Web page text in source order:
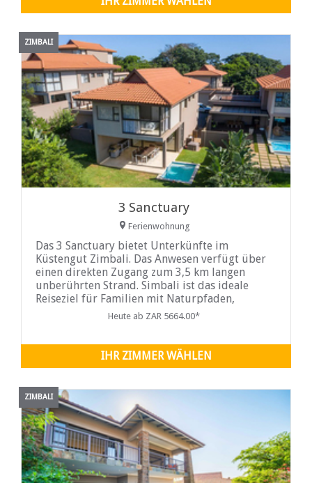
ZIMBALI
3 Sanctuary
Ferienwohnung
Das 3 Sanctuary bietet Unterkünfte im
Küstengut Zimbali. Das Anwesen verfügt über
einen direkten Zugang zum 3,5 km langen
unberührten Strand. Simbali ist das ideale
Reiseziel für Familien mit Naturpfaden,
Vogelwelt, einem Golfplatz und einer Reihe
Heute ab ZAR 5664.00*
IHR ZIMMER WÄHLEN
ZIMBALI